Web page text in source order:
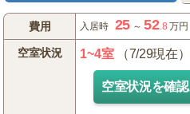
費用 入居時 25 ～52.8 万円
空室状況 1~4室（7/29現在）
空室状況を確認